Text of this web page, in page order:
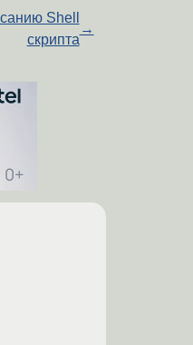
Shell
скрипта
→